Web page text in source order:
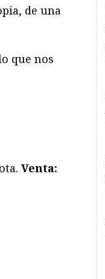
de una
que nos
Venta: